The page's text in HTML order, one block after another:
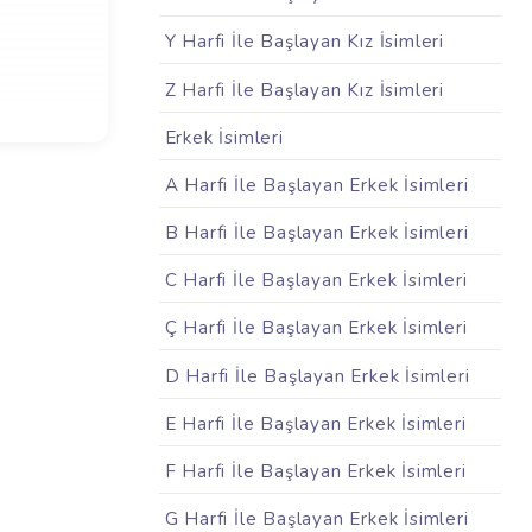
Y Harfi İle Başlayan Kız İsimleri
Z Harfi İle Başlayan Kız İsimleri
Erkek İsimleri
A Harfi İle Başlayan Erkek İsimleri
B Harfi İle Başlayan Erkek İsimleri
C Harfi İle Başlayan Erkek İsimleri
Ç Harfi İle Başlayan Erkek İsimleri
D Harfi İle Başlayan Erkek İsimleri
E Harfi İle Başlayan Erkek İsimleri
F Harfi İle Başlayan Erkek İsimleri
G Harfi İle Başlayan Erkek İsimleri